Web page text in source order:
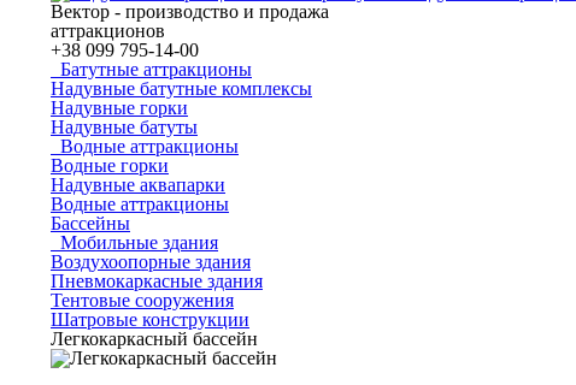
Вектор - производство и продажа
аттракционов
+38 099 795-14-00
Батутные аттракционы
Надувные батутные комплексы
Надувные горки
Надувные батуты
Водные аттракционы
Водные горки
Надувные аквапарки
Водные аттракционы
Бассейны
Мобильные здания
Воздухоопорные здания
Пневмокаркасные здания
Тентовые сооружения
Шатровые конструкции
Легкокаркасный бассейн